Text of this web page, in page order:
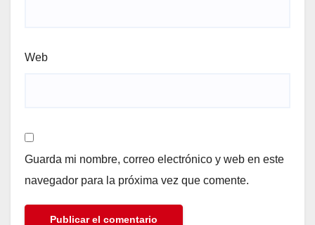
Web
Guarda mi nombre, correo electrónico y web en este
navegador para la próxima vez que comente.